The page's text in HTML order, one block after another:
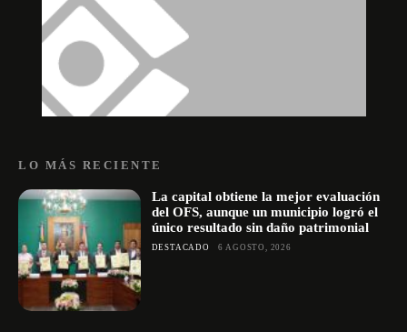
LO MÁS RECIENTE
La capital obtiene la mejor evaluación
del OFS, aunque un municipio logró el
único resultado sin daño patrimonial
DESTACADO 6 AGOSTO, 2026